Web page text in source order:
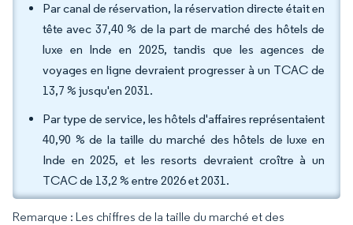
Par canal de réservation, la réservation directe était en
tête avec 37,40 % de la part de marché des hôtels de
luxe en Inde en 2025, tandis que les agences de
voyages en ligne devraient progresser à un TCAC de
13,7 % jusqu'en 2031.
Par type de service, les hôtels d'affaires représentaient
40,90 % de la taille du marché des hôtels de luxe en
Inde en 2025, et les resorts devraient croître à un
TCAC de 13,2 % entre 2026 et 2031.
Remarque : Les chiffres de la taille du marché et des